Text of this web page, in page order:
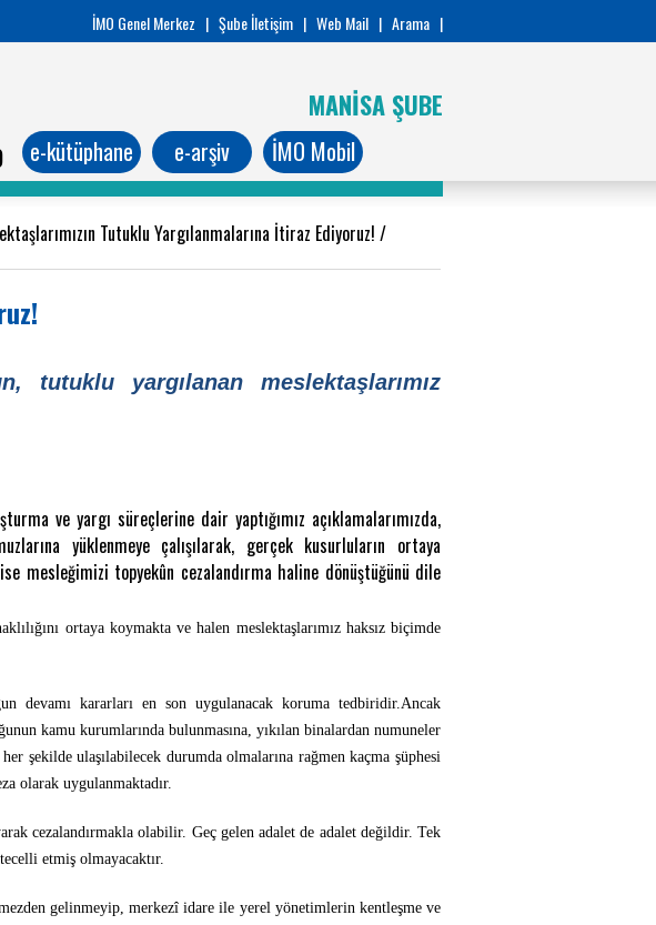
İMO Genel Merkez | Şube İletişim | Web Mail | Arama |
MANİSA ŞUBE
e-kütüphane e-arşiv İMO Mobil
Tutuklu Yargılanmalarına İtiraz Ediyoruz! /
tutuklu yargılanan meslektaşlarımız
ve yargı süreçlerine dair yaptığımız açıklamalarımızda,
yüklenmeye çalışılarak, gerçek kusurluların ortaya
ise mesleğimizi topyekûn cezalandırma haline dönüştüğünü dile
ortaya koymakta ve halen meslektaşlarımız haksız biçimde
devamı kararları en son uygulanacak koruma tedbiridir.Ancak
kamu kurumlarında bulunmasına, yıkılan binalardan numuneler
şekilde ulaşılabilecek durumda olmalarına rağmen kaçma şüphesi
olarak uygulanmaktadır.
cezalandırmakla olabilir. Geç gelen adalet de adalet değildir. Tek
etmiş olmayacaktır.
gelinmeyip, merkezî idare ile yerel yönetimlerin kentleşme ve